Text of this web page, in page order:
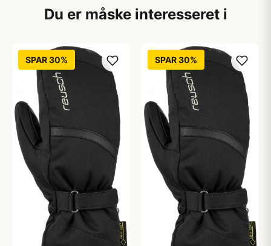
Du er måske interesseret i
SPAR 30% SPAR 30%